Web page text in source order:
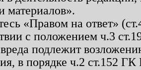
материалов».
«Правом на ответ»
с положением ч.3
подлежит
в порядке ч.2 ст.152